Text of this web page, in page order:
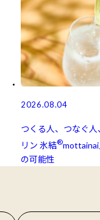
2026.08.04
つくる人、つなぐ
リン 氷結⁠⁠®mottainai
の可能性